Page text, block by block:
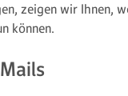
zeigen wir Ihnen,
können.